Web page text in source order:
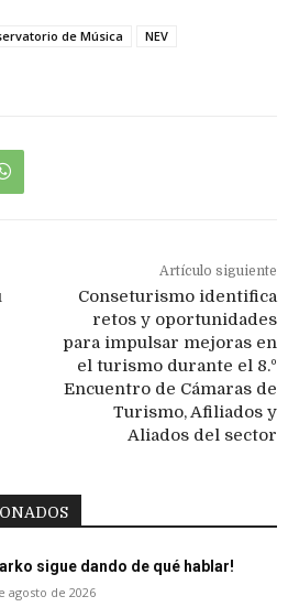
de Música
NEV
Artículo siguiente
Conseturismo identifica
retos y oportunidades
para impulsar mejoras en
el turismo durante el 8.º
Encuentro de Cámaras de
Turismo, Afiliados y
Aliados del sector
sigue dando de qué hablar!
agosto de 2026